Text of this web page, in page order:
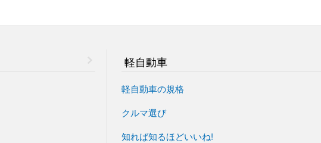
軽自動車
軽自動車の規格
クルマ選び
知れば知るほどいいね!